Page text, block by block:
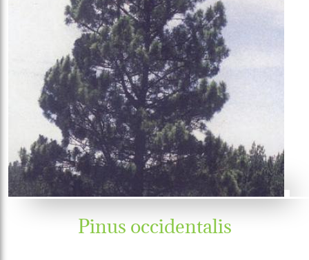
Pinus occidentalis